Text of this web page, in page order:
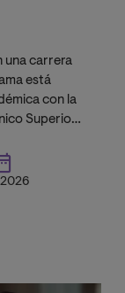
una carrera
está
con la
Superior
y